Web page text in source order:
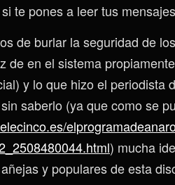
te pones a leer tus
de burlar la seguridad de
de en el sistema
y lo que hizo el periodista
saberlo (ya que como se
) mucha
y populares de esta